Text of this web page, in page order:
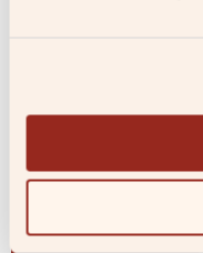
Kilpaoriit
16,00
ostoskoriin